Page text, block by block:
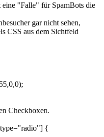
"Falle" für SpamBots die
gar nicht sehen,
CSS aus dem Sichtfeld
Checkboxen.
{